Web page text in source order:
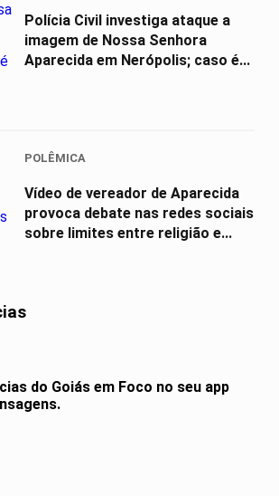
Polícia Civil investiga ataque a
imagem de Nossa Senhora
Aparecida em Nerópolis; caso é...
POLÊMICA
Vídeo de vereador de Aparecida
provoca debate nas redes sociais
sobre limites entre religião e...
do Goiás em Foco no seu app